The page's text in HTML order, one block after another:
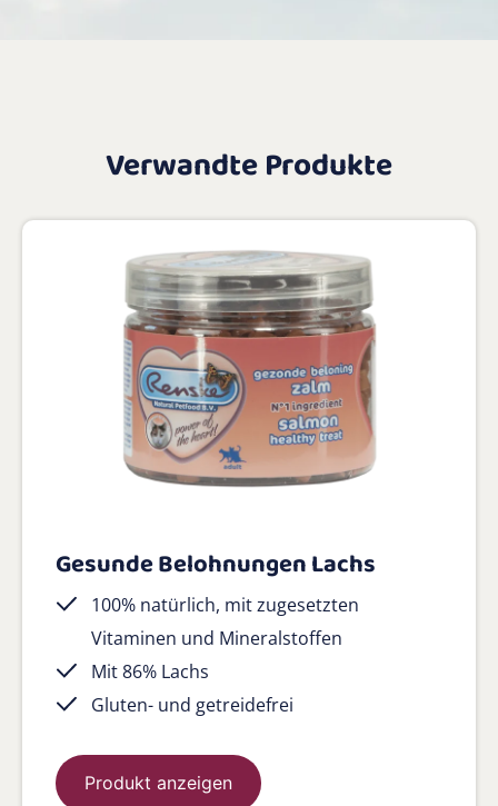
Verwandte Produkte
Gesunde Belohnungen Lachs
100% natürlich, mit zugesetzten
Vitaminen und Mineralstoffen
Mit 86% Lachs
Gluten- und getreidefrei
Produkt anzeigen